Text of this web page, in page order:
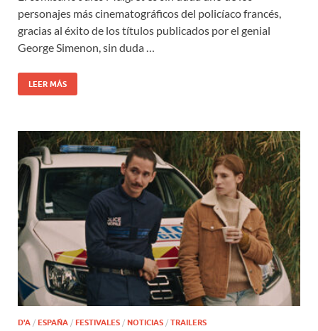
personajes más cinematográficos del policíaco francés,
gracias al éxito de los títulos publicados por el genial
George Simenon, sin duda …
LEER MÁS
D'A / ESPAÑA / FESTIVALES / NOTICIAS / TRAILERS